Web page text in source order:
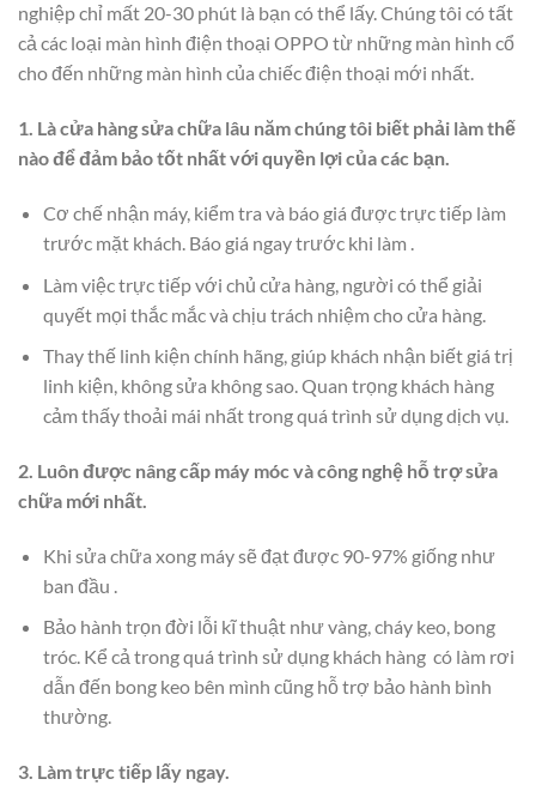
nghiệp chỉ mất 20-30 phút là bạn có thể lấy. Chúng tôi có tất
cả các loại màn hình điện thoại OPPO từ những màn hình cổ
cho đến những màn hình của chiếc điện thoại mới nhất.
1. Là cửa hàng sửa chữa lâu năm chúng tôi biết phải làm thế
nào để đảm bảo tốt nhất với quyền lợi của các bạn.
Cơ chế nhận máy, kiểm tra và báo giá được trực tiếp làm
trước mặt khách. Báo giá ngay trước khi làm .
Làm việc trực tiếp với chủ cửa hàng, người có thể giải
quyết mọi thắc mắc và chịu trách nhiệm cho cửa hàng.
Thay thế linh kiện chính hãng, giúp khách nhận biết giá trị
linh kiện, không sửa không sao. Quan trọng khách hàng
cảm thấy thoải mái nhất trong quá trình sử dụng dịch vụ.
2. Luôn được nâng cấp máy móc và công nghệ hỗ trợ sửa
chữa mới nhất.
Khi sửa chữa xong máy sẽ đạt được 90-97% giống như
ban đầu .
Bảo hành trọn đời lỗi kĩ thuật như vàng, cháy keo, bong
tróc. Kể cả trong quá trình sử dụng khách hàng có làm rơi
dẫn đến bong keo bên mình cũng hỗ trợ bảo hành bình
thường.
3. Làm trực tiếp lấy ngay.